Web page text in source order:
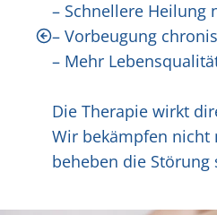
– Schnellere Heilung
– Vorbeugung
– Mehr
Die Therapie wirkt
Wir bekämpfen nicht
beheben die Störung